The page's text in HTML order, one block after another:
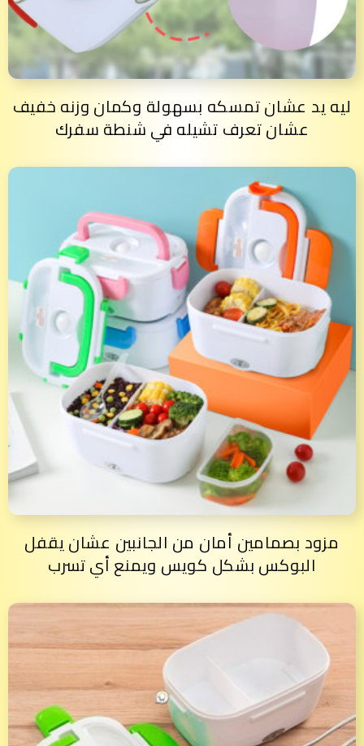
ليه يد عشان تمسكه بسهولة وكمان وزنه خفيف
عشان تعرف تشيله في شنطة سفرك
مزود بصمامين أمان من الجانبين عشان يقفل
البوكس بشكل كويس ويمنع أي تسرب